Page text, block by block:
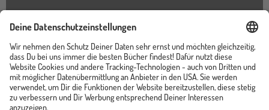
Barrierefreiheitserklärung
Instagram
TikTokPinterestYouTubeFacebook